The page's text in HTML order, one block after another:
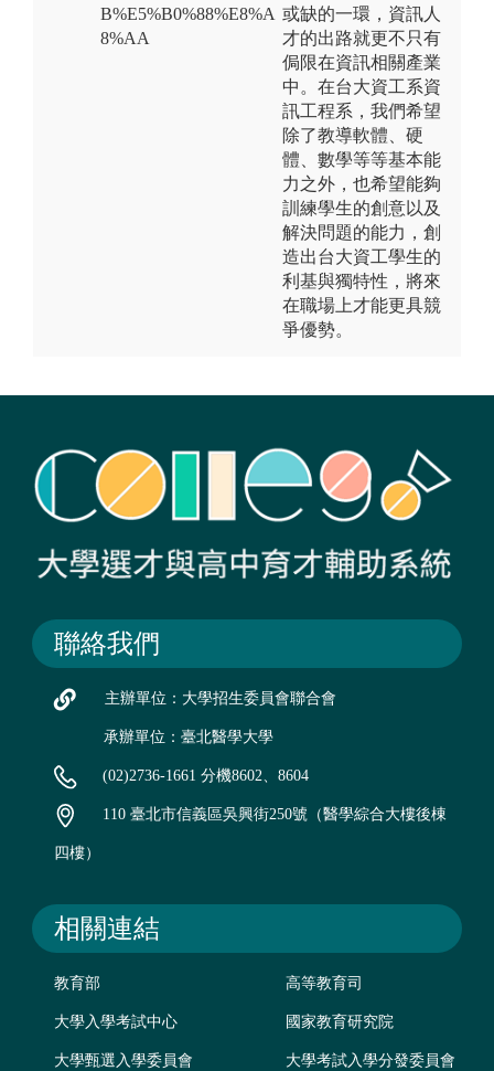
B%E5%B0%88%E8%A
8%AA
或缺的一環，資訊人
才的出路就更不只有
侷限在資訊相關產業
中。在台大資工系資
訊工程系，我們希望
除了教導軟體、硬
體、數學等等基本能
力之外，也希望能夠
訓練學生的創意以及
解決問題的能力，創
造出台大資工學生的
利基與獨特性，將來
在職場上才能更具競
爭優勢。
聯絡我們
主辦單位：大學招生委員會聯合會
承辦單位：臺北醫學大學
(02)2736-1661 分機8602、8604
110 臺北市信義區吳興街250號（醫學綜合大樓後棟
四樓）
相關連結
教育部 高等教育司
大學入學考試中心 國家教育研究院
大學甄選入學委員會 大學考試入學分發委員會